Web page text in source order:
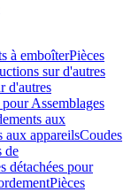
à emboîterPièces
sur d'autres
d'autres
pour Assemblages
aux
aux appareilsCoudes
de
détachées pour
Pièces